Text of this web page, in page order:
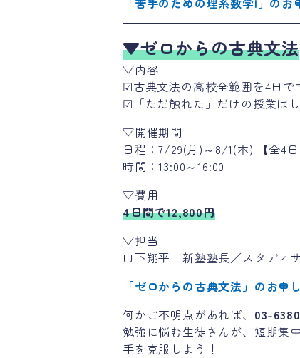
▼ゼロからの古典文法
▽内容
☑古典文法の高校全範囲を4日で
☑「ただ触れた」だけの授業は
▽開催期間
日程：7/29(月)～8/1(木) 【全4日
時間：13:00～16:00
▽費用
4日間で12,800円
▽担当
山下翔平 新塾塾長／スタディ
「ゼロからの古典文法」のお申
何かご不明点があれば、 03-
勉強に悩む生徒さんが、短期集
手を克服しよう！